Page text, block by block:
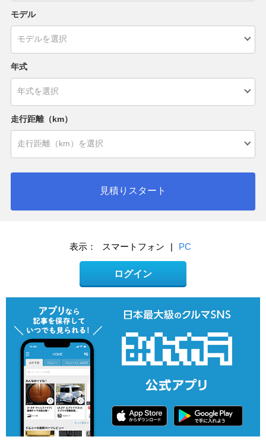
モデル
年式
走行距離（km）
見積りスタート
表示： スマートフォン | PC
ログイン